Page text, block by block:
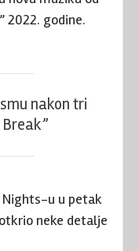
2022. godine.
nakon tri
Nights-u u petak
neke detalje